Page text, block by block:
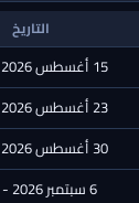
التاريخ
15 أغسطس 2026 - 21:30
23 أغسطس 2026 - 20:00
30 أغسطس 2026 - 20:00
6 سبتمبر 2026 - 20:00